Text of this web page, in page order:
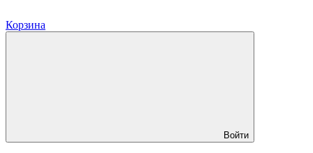
Корзина
Войти